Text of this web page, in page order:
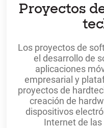
Proyectos
Los proyectos de
el desarrollo de
aplicaciones
empresarial y
proyectos de
creación de
dispositivos
Internet de las